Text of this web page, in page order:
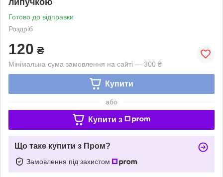
Готово до відправки
Роздріб
120 ₴
Мінімальна сума замовлення на сайті — 300 ₴
Купити
або
Купити з
Що таке купити з Пром?
Замовлення під захистом